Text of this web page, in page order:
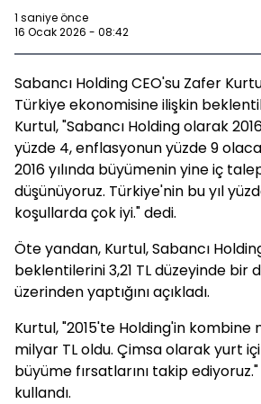
1 saniye önce
16 Ocak 2026 - 08:42
Sabancı Holding CEO'su Zafer
Türkiye ekonomisine ilişkin
Kurtul, "Sabancı Holding olarak
yüzde 4, enflasyonun yüzde 9
2016 yılında büyümenin yine iç
düşünüyoruz. Türkiye'nin bu yıl
koşullarda çok iyi." dedi.
Öte yandan, Kurtul, Sabancı
beklentilerini 3,21 TL düzeyinde bir
üzerinden yaptığını açıkladı.
Kurtul, "2015'te Holding'in kombine
milyar TL oldu. Çimsa olarak yurt
büyüme fırsatlarını takip
kullandı.